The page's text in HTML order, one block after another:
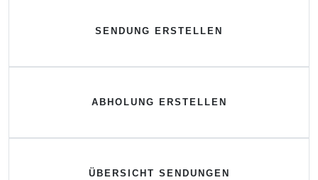
SENDUNG ERSTELLEN
ABHOLUNG ERSTELLEN
ÜBERSICHT SENDUNGEN